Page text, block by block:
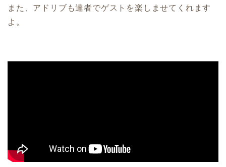
また、アドリブも達者でゲストを楽しませてくれます
よ。